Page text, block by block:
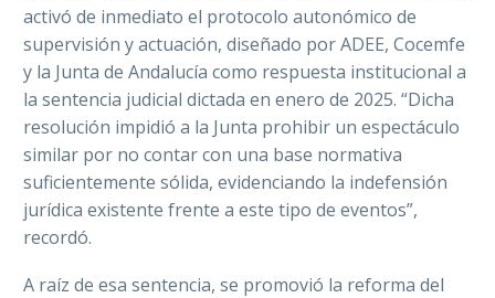
activó de inmediato el protocolo autonómico de
supervisión y actuación, diseñado por ADEE, Cocemfe
y la Junta de Andalucía como respuesta institucional a
la sentencia judicial dictada en enero de 2025. “Dicha
resolución impidió a la Junta prohibir un espectáculo
similar por no contar con una base normativa
suficientemente sólida, evidenciando la indefensión
jurídica existente frente a este tipo de eventos”,
recordó.
A raíz de esa sentencia, se promovió la reforma del